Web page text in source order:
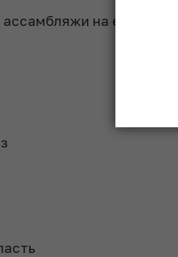
на его основе